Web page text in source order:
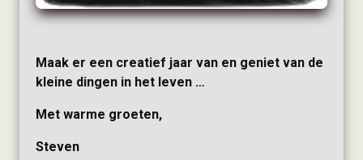
Maak er een creatief jaar van en geniet van de
kleine dingen in het leven …
Met warme groeten,
Steven